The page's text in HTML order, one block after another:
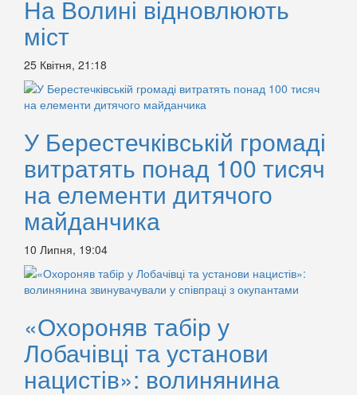
На Волині відновлюють
міст
25 Квітня, 21:18
У Берестечківській громаді
витратять понад 100 тисяч
на елементи дитячого
майданчика
10 Липня, 19:04
«Охороняв табір у
Лобачівці та установи
нацистів»: волинянина